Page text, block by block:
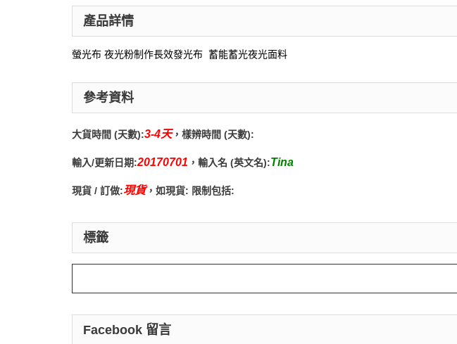
產品詳情
螢光布 夜光粉制作長效發光布 蓄能蓄光夜光面料
參考資料
大貨時間 (天數):3-4天，樣辨時間 (天數):
輸入/更新日期:20170701 ，輸入名 (英文名):Tina
現貨 / 訂做:現貨，如現貨: 限制包括:
標籤
Facebook 留言